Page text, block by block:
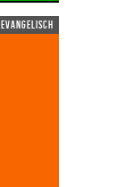
evangelisch